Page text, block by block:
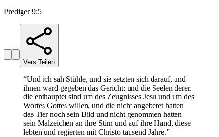
Prediger 9:5
Vers Teilen
“Und ich sah Stühle, und sie setzten sich darauf, und
ihnen ward gegeben das Gericht; und die Seelen derer,
die enthauptet sind um des Zeugnisses Jesu und um des
Wortes Gottes willen, und die nicht angebetet hatten
das Tier noch sein Bild und nicht genommen hatten
sein Malzeichen an ihre Stirn und auf ihre Hand, diese
lebten und regierten mit Christo tausend Jahre.”